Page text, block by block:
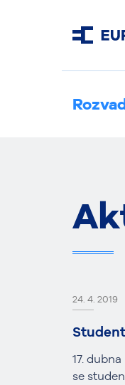
24. 4. 2019
17.
se